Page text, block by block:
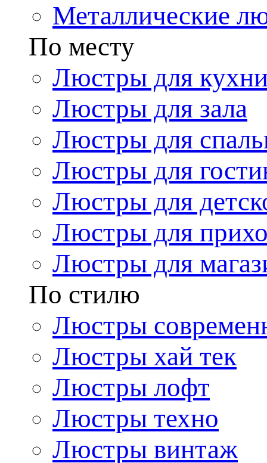
Металлические
По месту
Люстры для
Люстры для зала
Люстры для
Люстры для
Люстры для
Люстры для
Люстры для
По стилю
Люстры
Люстры хай тек
Люстры лофт
Люстры техно
Люстры винтаж